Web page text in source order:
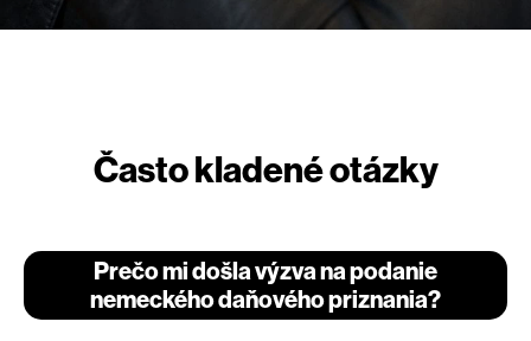
Často kladené otázky
Prečo mi došla výzva na podanie
nemeckého daňového priznania?